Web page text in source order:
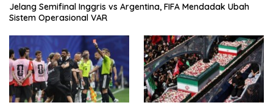
Jelang Semifinal Inggris vs Argentina, FIFA Mendadak Ubah
Sistem Operasional VAR